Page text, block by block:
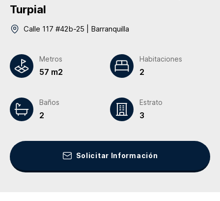
Turpial
Calle 117 #42b-25 Barranquilla
Metros
57 m2
Habitaciones
2
Baños
2
Estrato
3
Solicitar Información